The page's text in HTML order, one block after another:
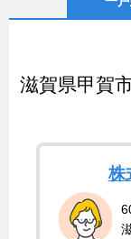
滋賀県甲賀
株